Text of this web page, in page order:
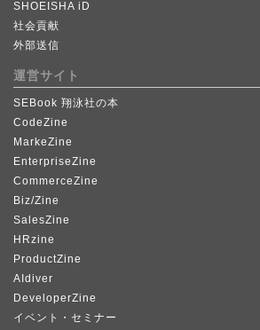
SHOEISHA iD
社会貢献
外部送信
運営サイト
SEBook 翔泳社の本
CodeZine
MarkeZine
EnterpriseZine
CommerceZine
Biz/Zine
SalesZine
HRzine
ProductZine
AIdiver
DeveloperZine
イベント・セミナー